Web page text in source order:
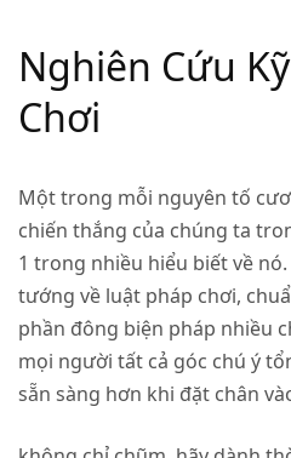
Nghiên Cứu
Chơi
Một trong mỗi nguyên tố
chiến thắng của chúng ta
1 trong nhiều hiểu biết về
tướng về luật pháp chơi,
phần đông biện pháp nhiều
mọi người tất cả góc chú ý
sẵn sàng hơn khi đặt chân